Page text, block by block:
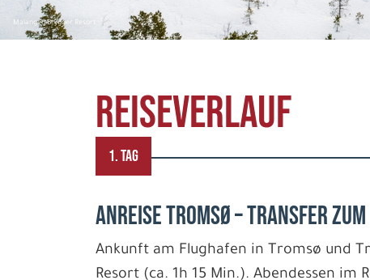
Malangen Brygger Resort
REISEVERLAUF
1. TAG
ANREISE TROMSØ – TRANSFER
Ankunft am Flughafen in Tromsø und
Resort (ca. 1h 15 Min.). Abendessen im